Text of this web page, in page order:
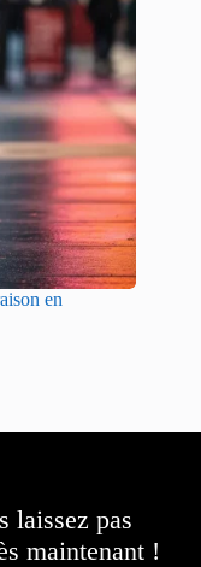
en
laissez pas
maintenant !